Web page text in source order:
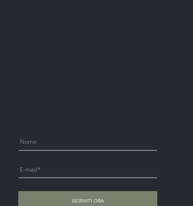
Nome
E-mail
ISCRIVITI ORA